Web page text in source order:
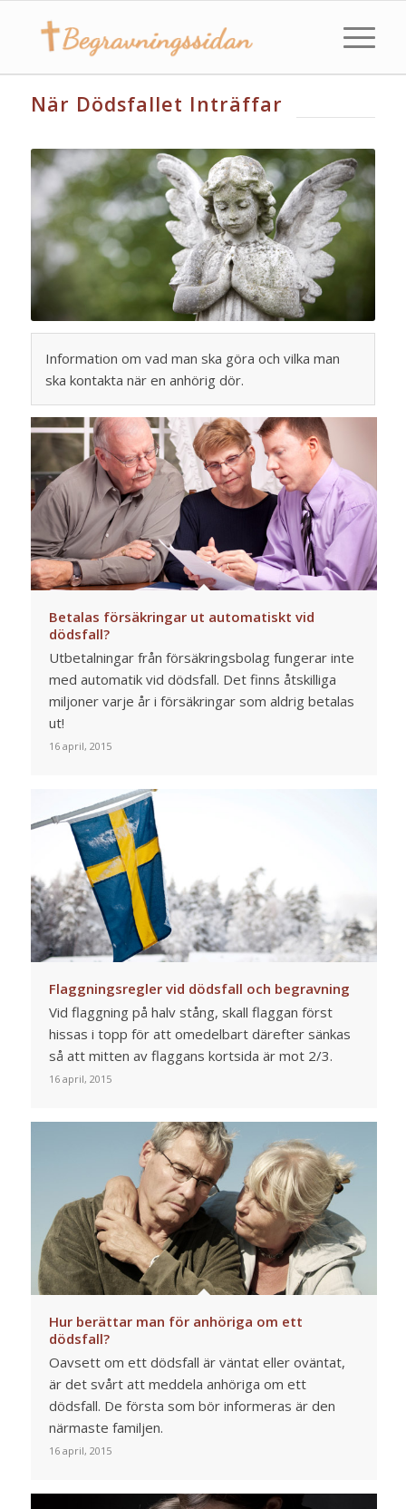
När Dödsfallet Inträffar
Information om vad man ska göra och vilka man
ska kontakta när en anhörig dör.
Betalas försäkringar ut automatiskt vid
dödsfall?
Utbetalningar från försäkringsbolag fungerar inte
med automatik vid dödsfall. Det finns åtskilliga
miljoner varje år i försäkringar som aldrig betalas
ut!
16 april, 2015
Flaggningsregler vid dödsfall och begravning
Vid flaggning på halv stång, skall flaggan först
hissas i topp för att omedelbart därefter sänkas
så att mitten av flaggans kortsida är mot 2/3.
16 april, 2015
Hur berättar man för anhöriga om ett
dödsfall?
Oavsett om ett dödsfall är väntat eller oväntat,
är det svårt att meddela anhöriga om ett
dödsfall. De första som bör informeras är den
närmaste familjen.
16 april, 2015